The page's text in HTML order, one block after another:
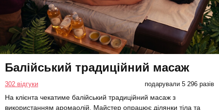
Балійський традиційний масаж
302 відгуки подарували 5 296 разів
На клієнта чекатиме балійський традиційний масаж з
використанням аромаолій. Майстер опрацює ділянки тіла та